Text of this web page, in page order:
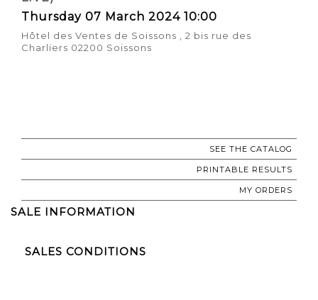
Thursday 07 March 2024 10:00
Hôtel des Ventes de Soissons , 2 bis rue des
Charliers 02200 Soissons
SEE THE CATALOG
PRINTABLE RESULTS
MY ORDERS
SALE INFORMATION
SALES CONDITIONS